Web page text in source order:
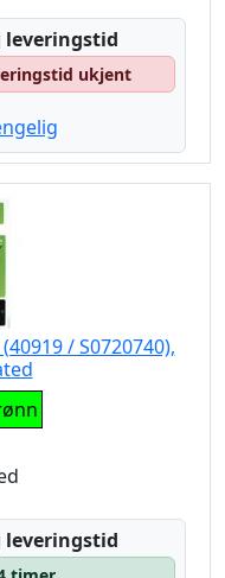
leveringstid
ukjent
/ S0720740),
leveringstid